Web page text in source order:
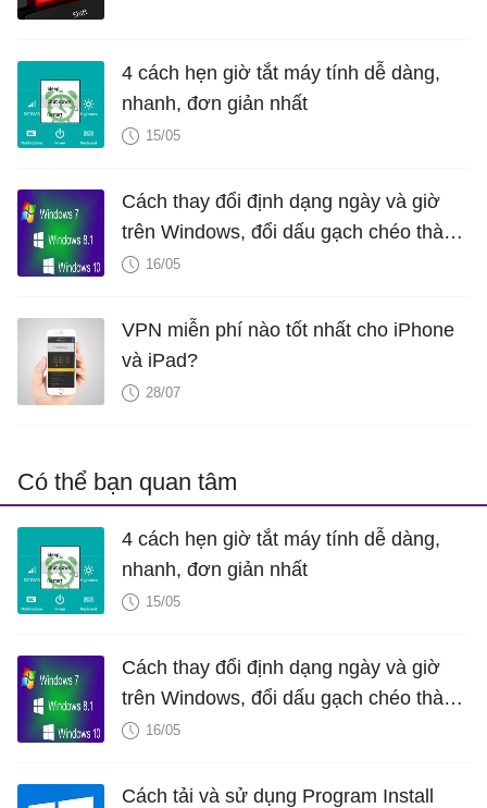
4 cách hẹn giờ tắt máy tính dễ dàng,
nhanh, đơn giản nhất
15/05
Cách thay đổi định dạng ngày và giờ
trên Windows, đổi dấu gạch chéo thành
dấu chấm
16/05
VPN miễn phí nào tốt nhất cho iPhone
và iPad?
28/07
Có thể bạn quan tâm
4 cách hẹn giờ tắt máy tính dễ dàng,
nhanh, đơn giản nhất
15/05
Cách thay đổi định dạng ngày và giờ
trên Windows, đổi dấu gạch chéo thành
dấu chấm
16/05
Cách tải và sử dụng Program Install